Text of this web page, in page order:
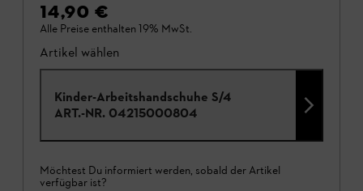
14,90 €
Alle Preise enthalten 19% MwSt.
Artikel wählen
Kinder-Arbeitshandschuhe S/4
ART.-NR. 04215000804
Möchtest Du informiert werden, sobald der Artikel
verfügbar ist?